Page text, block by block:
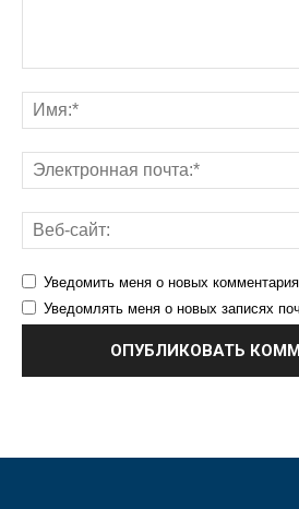
Уведомить меня о новых
Уведомлять меня о новых записях